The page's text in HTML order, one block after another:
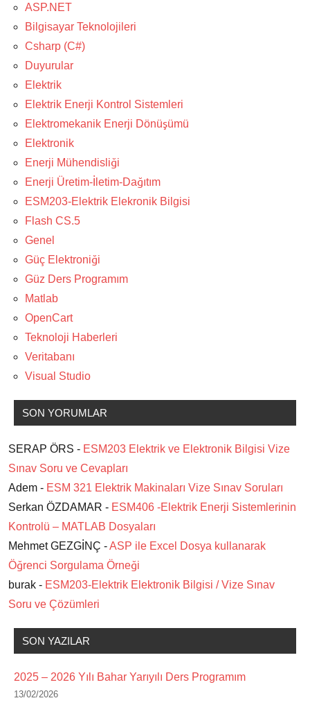
ASP.NET
Bilgisayar Teknolojileri
Csharp (C#)
Duyurular
Elektrik
Elektrik Enerji Kontrol Sistemleri
Elektromekanik Enerji Dönüşümü
Elektronik
Enerji Mühendisliği
Enerji Üretim-İletim-Dağıtım
ESM203-Elektrik Elekronik Bilgisi
Flash CS.5
Genel
Güç Elektroniği
Güz Ders Programım
Matlab
OpenCart
Teknoloji Haberleri
Veritabanı
Visual Studio
SON YORUMLAR
SERAP ÖRS - ESM203 Elektrik ve Elektronik Bilgisi Vize
Sınav Soru ve Cevapları
Adem - ESM 321 Elektrik Makinaları Vize Sınav Soruları
Serkan ÖZDAMAR - ESM406 -Elektrik Enerji Sistemlerinin
Kontrolü – MATLAB Dosyaları
Mehmet GEZGİNÇ -ASP ile Excel Dosya kullanarak
Öğrenci Sorgulama Örneği
burak - ESM203-Elektrik Elektronik Bilgisi / Vize Sınav
Soru ve Çözümleri
SON YAZILAR
2025 – 2026 Yılı Bahar Yarıyılı Ders Programım
13/02/2026